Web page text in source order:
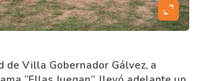
expand_content
de Villa Gobernador Gálvez, a